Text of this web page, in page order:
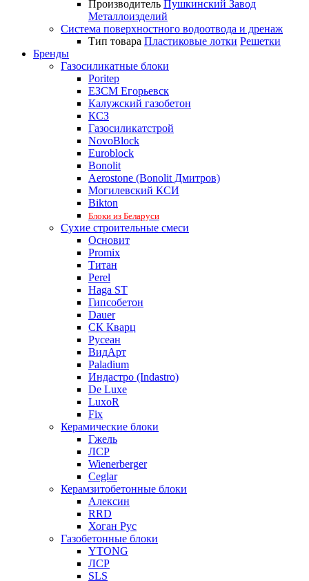
Производитель Пушкинский Завод
Металлоизделий
Система поверхностного водоотвода и дренаж
Тип товара Пластиковые лотки Решетки
Бренды
Газосиликатные блоки
Poritep
ЕЗСМ Егорьевск
Калужский газобетон
КСЗ
Газосиликатстрой
NovoBlock
Euroblock
Bonolit
Aerostone (Bonolit Дмитров)
Могилевский КСИ
Bikton
Блоки из Беларуси
Сухие строительные смеси
Основит
Promix
Титан
Perel
Haga ST
Гипсобетон
Dauer
СК Кварц
Русеан
ВидАрт
Paladium
Индастро (Indastro)
De Luxe
LuxoR
Fix
Керамические блоки
Гжель
ЛСР
Wienerberger
Ceglar
Керамзитобетонные блоки
Алексин
RRD
Хоган Рус
Газобетонные блоки
YTONG
ЛСР
SLS